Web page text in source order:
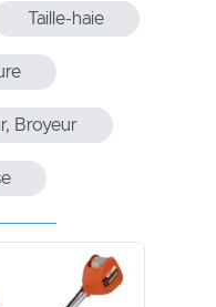
Taille-haie
Broyeur